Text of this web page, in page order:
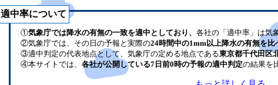
適中率について
①気象庁では降水の有無の一致を適中としており、 各社の「適中率」は気
②気象庁では、その日の予報と実際の24時間中の1mm以上降水の有無を比
③適中判定の代表地点として、気象庁の定める地点である東京都千代田区
④本サイトでは、 各社が公開している7日前0時の予報の適中判定の結果を